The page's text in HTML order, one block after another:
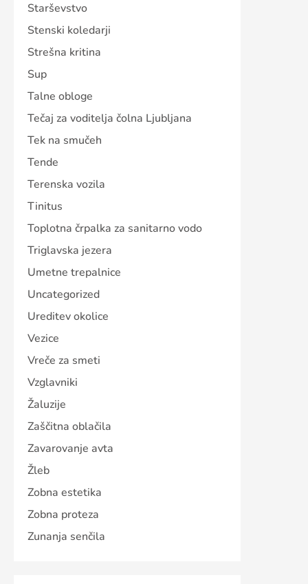
Starševstvo
Stenski koledarji
Strešna kritina
Sup
Talne obloge
Tečaj za voditelja čolna Ljubljana
Tek na smučeh
Tende
Terenska vozila
Tinitus
Toplotna črpalka za sanitarno vodo
Triglavska jezera
Umetne trepalnice
Uncategorized
Ureditev okolice
Vezice
Vreče za smeti
Vzglavniki
Žaluzije
Zaščitna oblačila
Zavarovanje avta
Žleb
Zobna estetika
Zobna proteza
Zunanja senčila